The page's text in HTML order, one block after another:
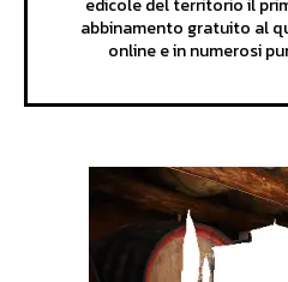
abbinamento gratuito al
online e in numerosi